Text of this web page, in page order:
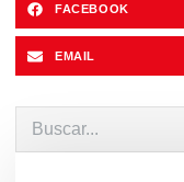
FACEBOOK
EMAIL